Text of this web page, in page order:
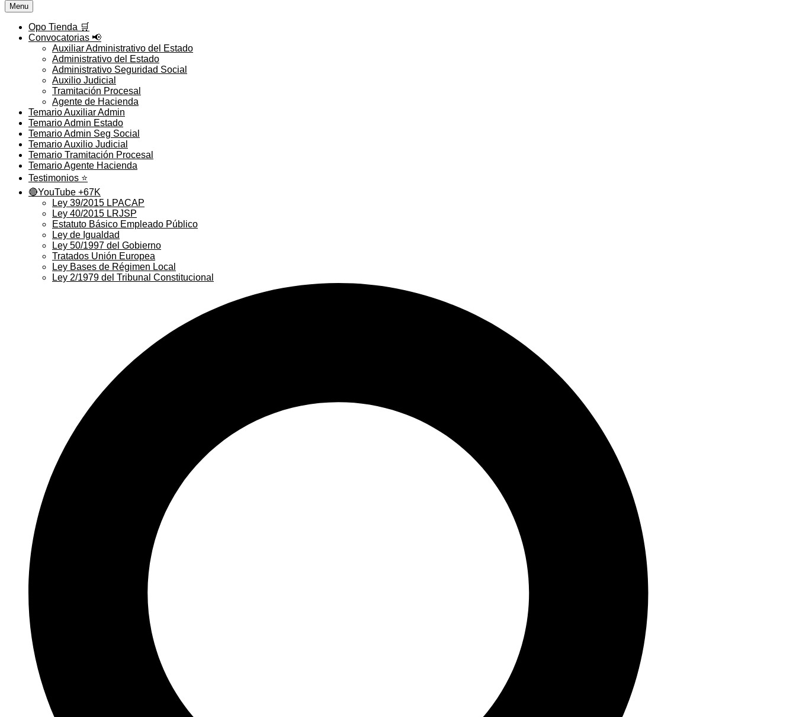
Menu
Opo Tienda 🛒
Convocatorias 📢
Auxiliar Administrativo del Estado
Administrativo del Estado
Administrativo Seguridad Social
Auxilio Judicial
Tramitación Procesal
Agente de Hacienda
Temario Auxiliar Admin
Temario Admin Estado
Temario Admin Seg Social
Temario Auxilio Judicial
Temario Tramitación Procesal
Temario Agente Hacienda
Testimonios ⭐️
🔴YouTube +67K
Ley 39/2015 LPACAP
Ley 40/2015 LRJSP
Estatuto Básico Empleado Público
Ley de Igualdad
Ley 50/1997 del Gobierno
Tratados Unión Europea
Ley Bases de Régimen Local
Ley 2/1979 del Tribunal Constitucional